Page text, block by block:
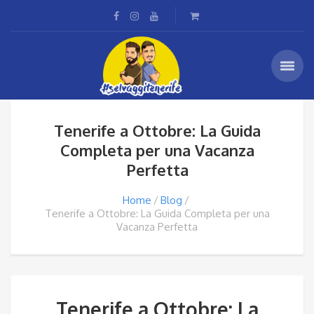
Tenerife a Ottobre: La Guida
Completa per una Vacanza
Perfetta
Home
Blog
Tenerife a Ottobre: La Guida Completa per una
Vacanza Perfetta